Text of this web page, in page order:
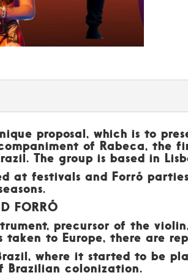
proposal, which is to
of Rabeca, the
The group is based in
at festivals and Forró
FORRÓ
precursor of the
to Europe, there are
where it started to be
Brazilian colonization.